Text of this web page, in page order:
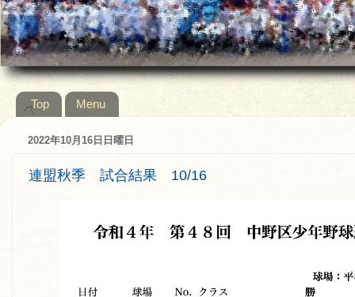
Top Menu
2022年10月16日日曜日
連盟秋季 試合結果 10/16